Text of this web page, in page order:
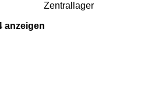
Zentrallager
anzeigen